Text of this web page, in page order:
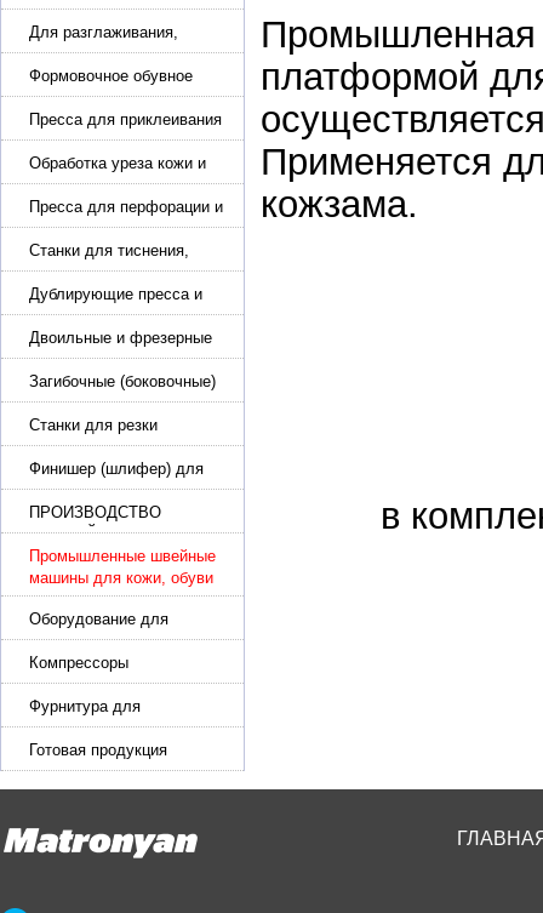
оборудование и активаторы
клея
Для разглаживания,
разбивания и герметизации
шва
Формовочное обувное
оборудование
Пресса для приклеивания
подошвы и прибивки
каблука
Обработка уреза кожи и
покрасочные камеры
Пресса для перфорации и
тиснения
Станки для тиснения,
нанесения логотипа и
нумераторы
Дублирующие пресса и
утюги для разглаживания
кожи
Двоильные и фрезерные
машины для слоения и
фрезерования кожи
Загибочные (боковочные)
машины для стельки,
кошельков, сумок
Станки для резки
кожи.Станки для резки
стропы
Финишер (шлифер) для
обуви
ПРОИЗВОДСТВО
РЕМНЕЙ, СУМОК,
КОЖГАЛАНТЕРЕИ
Промышленные швейные
машины для кожи, обуви
Оборудование для
производства и резки
эластичной ленты и стропы
Компрессоры
Фурнитура для
производства ремней
Готовая продукция
Промышленная
платформой
Применяется
кожзама.
в